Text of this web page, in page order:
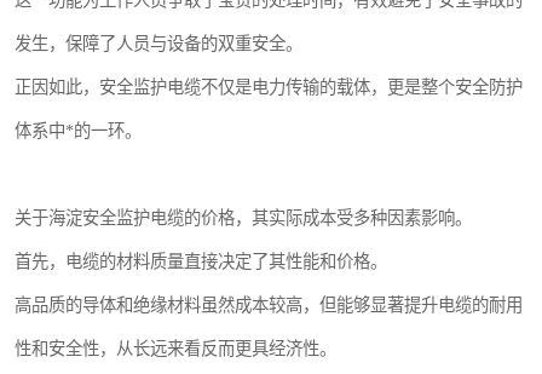
发生，保障了人员与设备的双重安全。
正因如此，安全监护电缆不仅是电力传输的载体，更是整个安全防护
体系中*的一环。
关于海淀安全监护电缆的价格，其实际成本受多种因素影响。
首先，电缆的材料质量直接决定了其性能和价格。
高品质的导体和绝缘材料虽然成本较高，但能够显著提升电缆的耐用
性和安全性，从长远来看反而更具经济性。